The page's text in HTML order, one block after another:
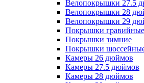
Велопокрышки 27.5
Велопокрышки 28
Велопокрышки 29
Покрышки гравийные
Покрышки зимние
Покрышки
Камеры 26 дюймов
Камеры 27.5 дюймов
Камеры 28 дюймов